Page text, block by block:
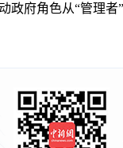
政府角色从“管理者